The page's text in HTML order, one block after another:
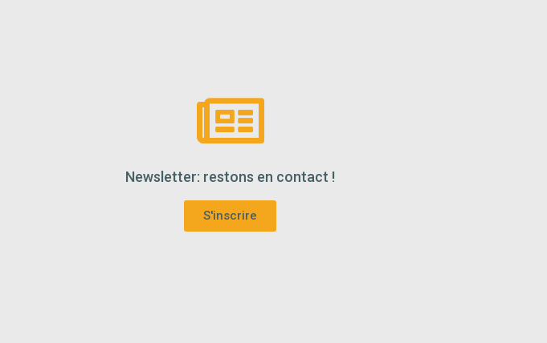
Newsletter: restons en contact !
S'inscrire